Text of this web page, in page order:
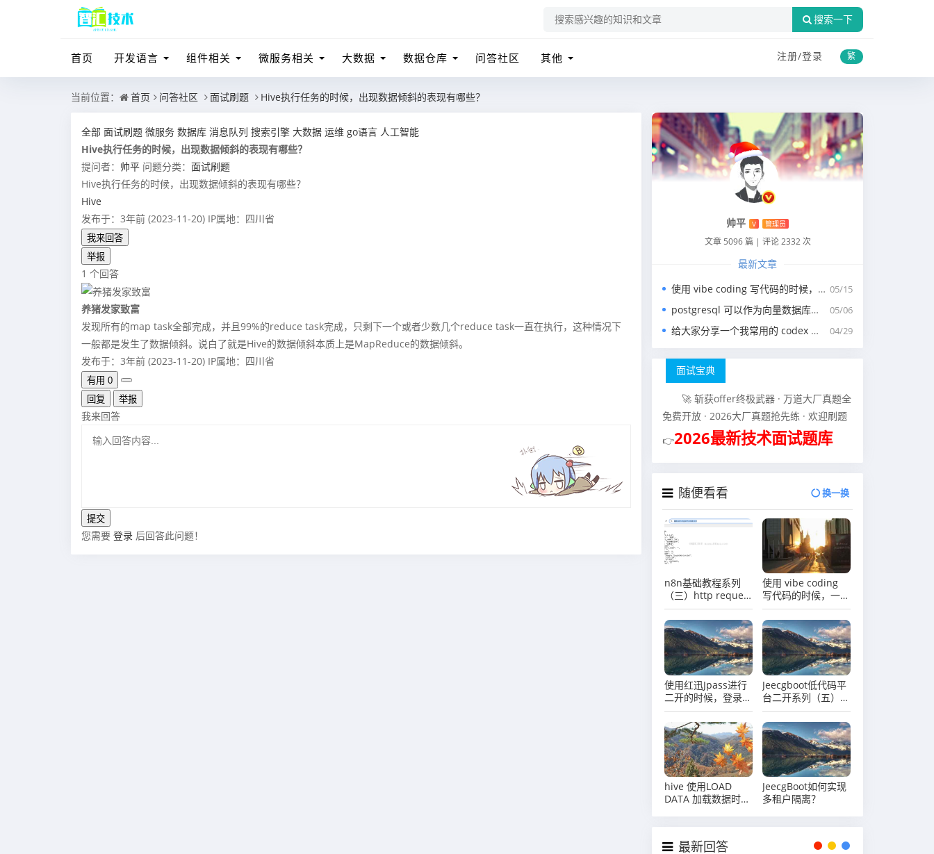
搜索一下
首页 开发语言 组件相关 微服务相关 大数据 数据仓库 问答社区 其他 注册/登录 繁
当前位置： 首页 问答社区 面试刷题 Hive执行任务的时候，出现数据倾斜的表现有哪些？
全部 面试刷题 微服务 数据库 消息队列 搜索引擎 大数据 运维 go语言 人工智能
Hive执行任务的时候，出现数据倾斜的表现有哪些？
提问者： 帅平 问题分类： 面试刷题
Hive执行任务的时候，出现数据倾斜的表现有哪些？
Hive
发布于：3年前 (2023-11-20) IP属地：四川省
我来回答
举报
1 个回答
养猪发家致富
发现所有的map task全部完成，并且99%的reduce task完成，只剩下一个或者少数几个reduce task一直在执行，这种情况下
一般都是发生了数据倾斜。说白了就是Hive的数据倾斜本质上是MapReduce的数据倾斜。
发布于：3年前 (2023-11-20) IP属地：四川省
有用 0
回复
举报
我来回答
您需要 登录 后回答此问题！
帅平 V 管理员
文章 5096 篇 | 评论 2332 次
最新文章
05/15
使用 vibe coding 写代码的时候，一般我们会涉及到哪些提示词？
05/06
postgresql 可以作为向量数据库，那我们安装哪个版本呢？
04/29
给大家分享一个我常用的 codex 中的 agents.md 文件
面试宝典
🚀 斩获offer终极武器 · 万道大厂真题全
免费开放 · 2026大厂真题抢先练 · 欢迎刷题
👉2026最新技术面试题库
随便看看 换一换
n8n基础教程系列
（三）http request
节点介绍
使用 vibe coding
写代码的时候，一般
我们会涉及到哪些提
示词？
使用红迅Jpass进行
二开的时候，登录提
示
MQClientException:
The producer
service state not
OK
Jeecgboot低代码平
台二开系列（五）使
用JeecgBoot进行二
开常见问题汇总
hive 使用LOAD
DATA 加载数据时，
JeecgBoot如何实现
多租户隔离？
最新回答